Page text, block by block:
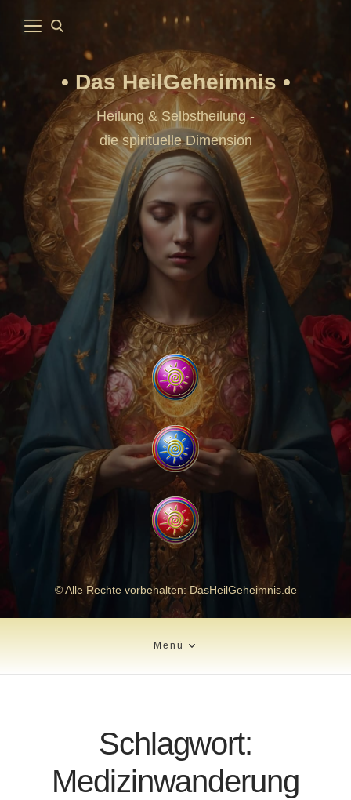
Das HeilGeheimnis
Heilung & Selbstheilung -
die spirituelle Dimension
© Alle Rechte vorbehalten: DasHeilGeheimnis.de
Menü
Schlagwort:
Medizinwanderung